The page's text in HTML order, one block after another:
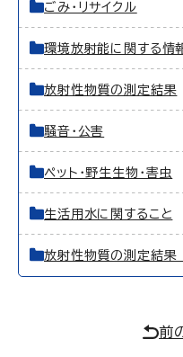
ごみ・リサイクル
環境放射能に関する情
放射性物質の測定結果
騒音・公害
ペット・野生生物・害虫
生活用水に関すること
放射性物質の測定結
前